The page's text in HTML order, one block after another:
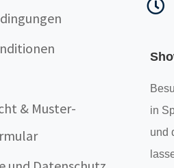
& Muster-
in
und